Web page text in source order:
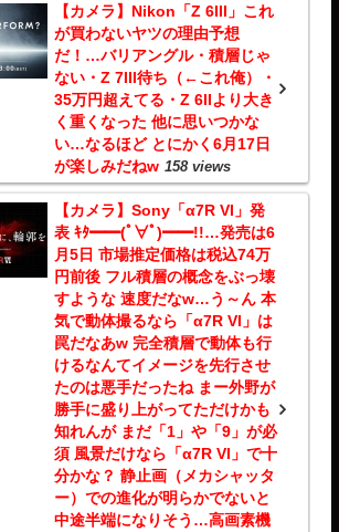
【カメラ】Nikon「Z 6III」これ
が買わないヤツの理由予想
だ！…バリアングル・積層じゃ
ない・Z 7III待ち（←これ俺）・
35万円超えてる・Z 6IIより大き
く重くなった 他に思いつかな
い…なるほど とにかく6月17日
が楽しみだねw 158 views
【カメラ】Sony「α7R VI」発
表 ｷﾀ━━(ﾟ∀ﾟ)━━!!…発売は6
月5日 市場推定価格は税込74万
円前後 フル積層の概念をぶっ壊
すような 速度だなw…う～ん 本
気で動体撮るなら「α7R VI」は
罠だなあw 完全積層で動体も行
けるなんてイメージを先行させ
たのは悪手だったね まー外野が
勝手に盛り上がってただけかも
知れんが まだ「1」や「9」が必
須 風景だけなら「α7R VI」で十
分かな？ 静止画（メカシャッタ
ー）での進化が明らかでないと
中途半端になりそう…高画素機